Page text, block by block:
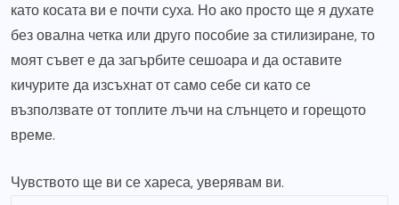
като косата ви е почти суха. Но ако просто ще я духате
без овална четка или друго пособие за стилизиране, то
моят съвет е да загърбите сешоара и да оставите
кичурите да изсъхнат от само себе си като се
възползвате от топлите лъчи на слънцето и горещото
време.
Чувството ще ви се хареса, уверявам ви.